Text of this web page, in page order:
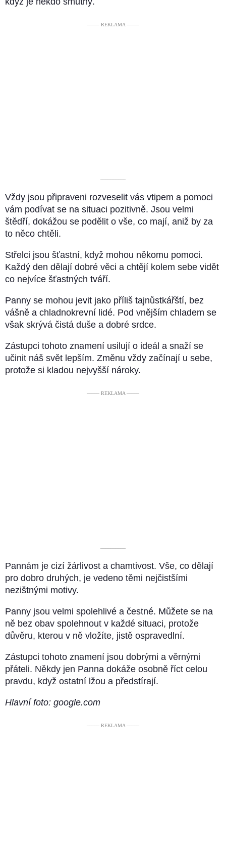
––––– REKLAMA –––––
––––––––––
Vždy jsou připraveni rozveselit vás vtipem a pomoci
vám podívat se na situaci pozitivně. Jsou velmi
štědří, dokážou se podělit o vše, co mají, aniž by za
to něco chtěli.
Střelci jsou šťastní, když mohou někomu pomoci.
Každý den dělají dobré věci a chtějí kolem sebe vidět
co nejvíce šťastných tváří.
Panny se mohou jevit jako příliš tajnůstkářští, bez
vášně a chladnokrevní lidé. Pod vnějším chladem se
však skrývá čistá duše a dobré srdce.
Zástupci tohoto znamení usilují o ideál a snaží se
učinit náš svět lepším. Změnu vždy začínají u sebe,
protože si kladou nejvyšší nároky.
––––– REKLAMA –––––
––––––––––
Pannám je cizí žárlivost a chamtivost. Vše, co dělají
pro dobro druhých, je vedeno těmi nejčistšími
nezištnými motivy.
Panny jsou velmi spolehlivé a čestné. Můžete se na
ně bez obav spolehnout v každé situaci, protože
důvěru, kterou v ně vložíte, jistě ospravedlní.
Zástupci tohoto znamení jsou dobrými a věrnými
přáteli. Někdy jen Panna dokáže osobně říct celou
pravdu, když ostatní lžou a předstírají.
Hlavní foto: google.com
––––– REKLAMA –––––